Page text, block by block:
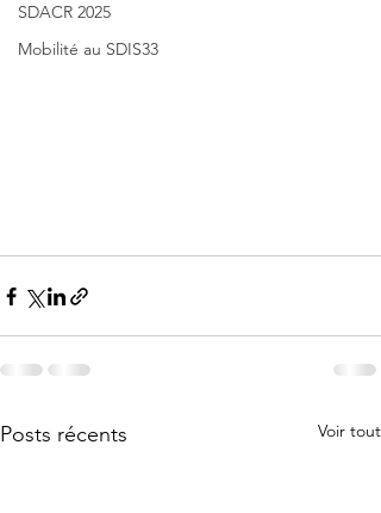
SDACR 2025
Mobilité au SDIS33
Posts récents Voir tout